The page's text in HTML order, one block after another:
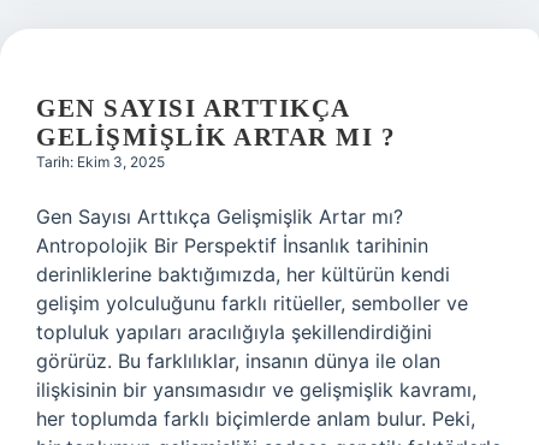
GEN SAYISI ARTTIKÇA
GELIŞMIŞLIK ARTAR MI ?
Tarih: Ekim 3, 2025
Gen Sayısı Arttıkça Gelişmişlik Artar mı?
Antropolojik Bir Perspektif İnsanlık tarihinin
derinliklerine baktığımızda, her kültürün kendi
gelişim yolculuğunu farklı ritüeller, semboller ve
topluluk yapıları aracılığıyla şekillendirdiğini
görürüz. Bu farklılıklar, insanın dünya ile olan
ilişkisinin bir yansımasıdır ve gelişmişlik kavramı,
her toplumda farklı biçimlerde anlam bulur. Peki,